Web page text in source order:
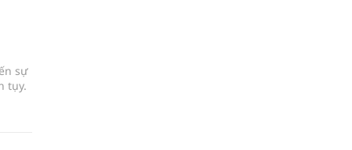
sự
tụy.